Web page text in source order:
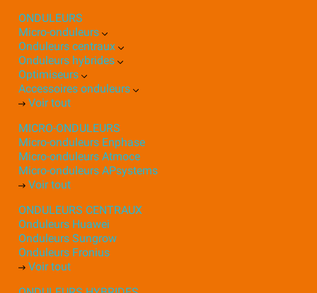
ONDULEURS
Micro-onduleurs
Onduleurs centraux
Onduleurs hybrides
Optimiseurs
Accessoires onduleurs
Voir tout
MICRO-ONDULEURS
Micro-onduleurs Enphase
Micro-onduleurs Atmoce
Micro-onduleurs APsystems
Voir tout
ONDULEURS CENTRAUX
Onduleurs Huawei
Onduleurs Sungrow
Onduleurs Fronius
Voir tout